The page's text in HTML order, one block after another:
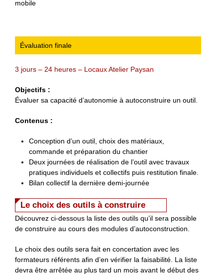
mobile
Évaluation finale
3 jours – 24 heures – Locaux Atelier Paysan
Objectifs :
Évaluer sa capacité d’autonomie à autoconstruire un outil.
Contenus :
Conception d’un outil, choix des matériaux,
commande et préparation du chantier
Deux journées de réalisation de l’outil avec travaux
pratiques individuels et collectifs puis restitution finale.
Bilan collectif la dernière demi-journée
Le choix des outils à construire
Découvrez ci-dessous la liste des outils qu’il sera possible
de construire au cours des modules d’autoconstruction.
Le choix des outils sera fait en concertation avec les
formateurs référents afin d’en vérifier la faisabilité. La liste
devra être arrêtée au plus tard un mois avant le début des